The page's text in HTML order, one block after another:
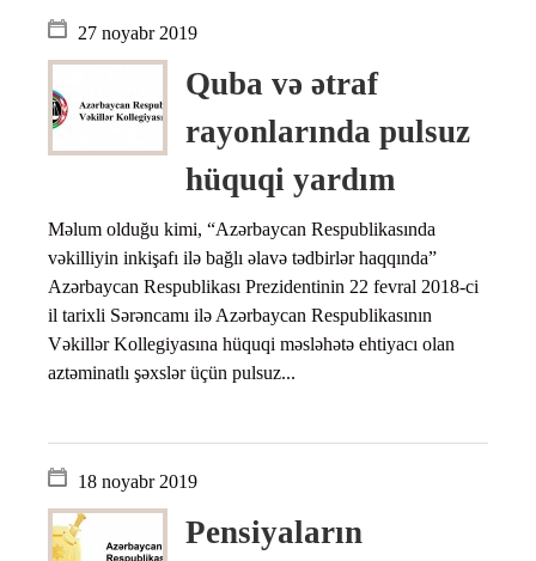
27 noyabr 2019
Quba və ətraf
rayonlarında pulsuz
hüquqi yardım
Məlum olduğu kimi, “Azərbaycan Respublikasında
vəkilliyin inkişafı ilə bağlı əlavə tədbirlər haqqında”
Azərbaycan Respublikası Prezidentinin 22 fevral 2018-ci
il tarixli Sərəncamı ilə Azərbaycan Respublikasının
Vəkillər Kollegiyasına hüquqi məsləhətə ehtiyacı olan
aztəminatlı şəxslər üçün pulsuz...
18 noyabr 2019
Pensiyaların